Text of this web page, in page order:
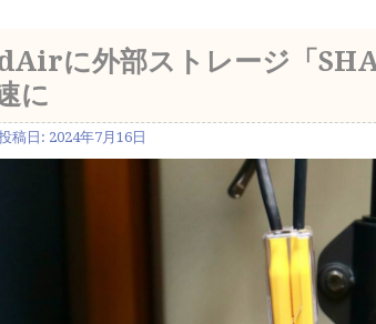
に外部ストレージ「
に
稿日: 2024年7月16日